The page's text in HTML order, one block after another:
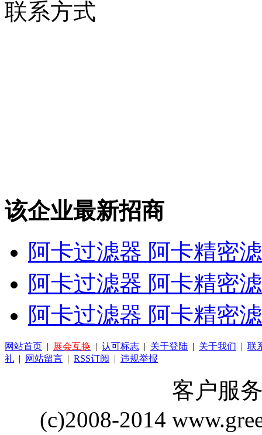
联系方式
该企业最新招商
阿卡过滤器 阿卡精密
阿卡过滤器 阿卡精密
阿卡过滤器 阿卡精密
网站首页 | 展会互换 | 认可标志 | 关于登陆 | 关于我们 | 联
礼 | 网站留言 | RSS订阅 | 违规举报
客户服
(c)2008-2014